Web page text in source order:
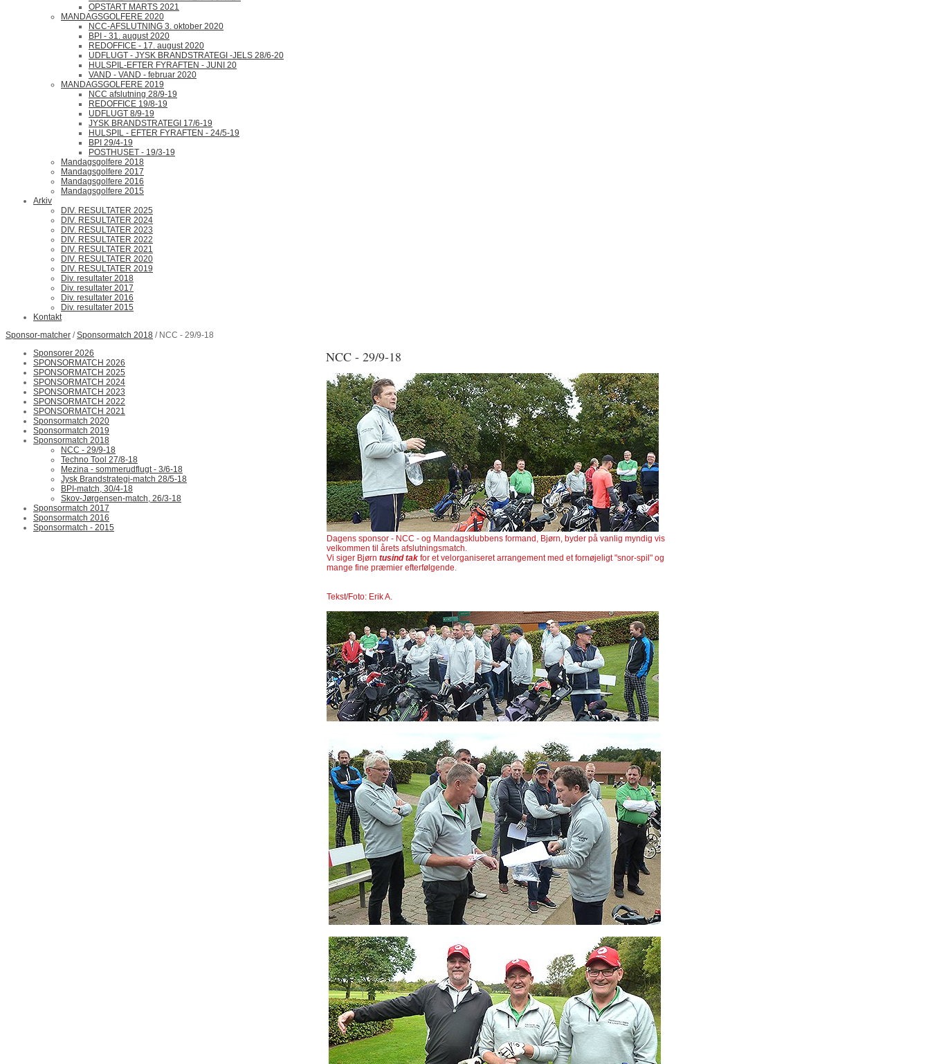
OPSTART MARTS 2021
MANDAGSGOLFERE 2020
NCC-AFSLUTNING 3. oktober 2020
BPI - 31. august 2020
REDOFFICE - 17. august 2020
UDFLUGT - JYSK BRANDSTRATEGI -JELS 28/6-20
HULSPIL-EFTER FYRAFTEN - JUNI 20
VAND - VAND - februar 2020
MANDAGSGOLFERE 2019
NCC afslutning 28/9-19
REDOFFICE 19/8-19
UDFLUGT 8/9-19
JYSK BRANDSTRATEGI 17/6-19
HULSPIL - EFTER FYRAFTEN - 24/5-19
BPI 29/4-19
POSTHUSET - 19/3-19
Mandagsgolfere 2018
Mandagsgolfere 2017
Mandagsgolfere 2016
Mandagsgolfere 2015
Arkiv
DIV. RESULTATER 2025
DIV. RESULTATER 2024
DIV. RESULTATER 2023
DIV. RESULTATER 2022
DIV. RESULTATER 2021
DIV. RESULTATER 2020
DIV. RESULTATER 2019
Div. resultater 2018
Div. resultater 2017
Div. resultater 2016
Div. resultater 2015
Kontakt
Sponsor-matcher /Sponsormatch 2018 / NCC - 29/9-18
Sponsorer 2026
SPONSORMATCH 2026
SPONSORMATCH 2025
SPONSORMATCH 2024
SPONSORMATCH 2023
SPONSORMATCH 2022
SPONSORMATCH 2021
Sponsormatch 2020
Sponsormatch 2019
Sponsormatch 2018
NCC - 29/9-18
Techno Tool 27/8-18
Mezina - sommerudflugt - 3/6-18
Jysk Brandstrategi-match 28/5-18
BPI-match, 30/4-18
Skov-Jørgensen-match, 26/3-18
Sponsormatch 2017
Sponsormatch 2016
Sponsormatch - 2015
NCC - 29/9-18
Dagens sponsor - NCC - og Mandagsklubbens formand, Bjørn, byder på vanlig myndig vis
velkommen til årets afslutningsmatch.
Vi siger Bjørn tusind tak for et velorganiseret arrangement med et fornøjeligt "snor-spil" og
mange fine præmier efterfølgende.
Tekst/Foto: Erik A.